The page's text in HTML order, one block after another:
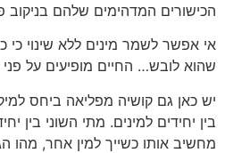
הכישורים המדהימים שלהם בניקוב
אי אפשר לשמר מינים ללא שינוי
שהוא לובש… החיים מופיעים על פני
יש כאן גם קושיה מפליאה ביחס
בין יחידים למינים. מתי השוני בין
מחשיב אותו כשייך למין אחר, מהו